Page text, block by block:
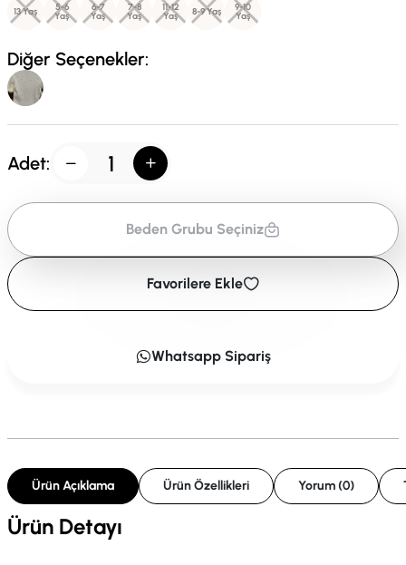
13 Yaş 5-6
Yaş
6-7
Yaş
7-8
Yaş
11-12
Yaş 8-9 Yaş 9-10
Yaş
Diğer Seçenekler:
Adet:
Beden Grubu Seçiniz
Favorilere Ekle
Whatsapp Sipariş
Ürün Açıklama Ürün Özellikleri Yorum (0)
Ürün Detayı